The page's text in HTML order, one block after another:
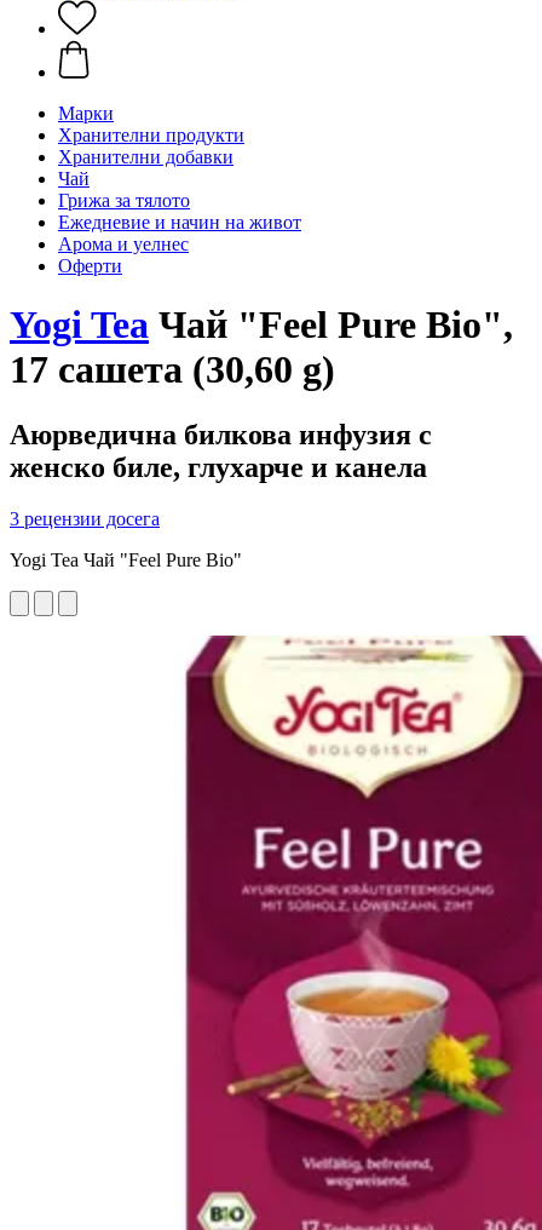
Марки
Хранителни продукти
Хранителни добавки
Чай
Грижа за тялото
Ежедневие и начин на живот
Арома и уелнес
Оферти
Yogi Tea Чай "Feel Pure Bio",
17 сашета (30,60 g)
Аюрведична билкова инфузия с
женско биле, глухарче и канела
3 рецензии досега
Yogi Tea Чай "Feel Pure Bio"